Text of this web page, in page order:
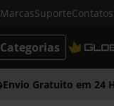
MarcasSuporteContatos
Categorias
Envio Gratuito em 24